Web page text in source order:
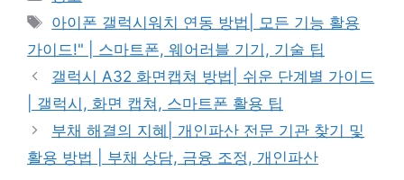
Tags
아이폰 갤럭시워치 연동 방법| 모든 기능 활용
가이드!" | 스마트폰, 웨어러블 기기, 기술 팁
갤럭시 A32 화면캡쳐 방법| 쉬운 단계별 가이드
| 갤럭시, 화면 캡쳐, 스마트폰 활용 팁
부채 해결의 지혜| 개인파산 전문 기관 찾기 및
활용 방법 | 부채 상담, 금융 조정, 개인파산